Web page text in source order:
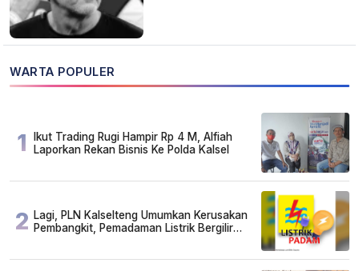
WARTA POPULER
1
Ikut Trading Rugi Hampir Rp 4 M, Alfiah
Laporkan Rekan Bisnis Ke Polda Kalsel
2 Lagi, PLN Kalselteng Umumkan Kerusakan
Pembangkit, Pemadaman Listrik Bergilir